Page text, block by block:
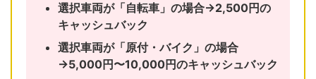
選択車両が「自転車」の場合→2,500円の
キャッシュバック
選択車両が「原付・バイク」の場合
→5,000円〜10,000円のキャッシュバック